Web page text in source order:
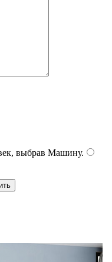
выбрав Машину.